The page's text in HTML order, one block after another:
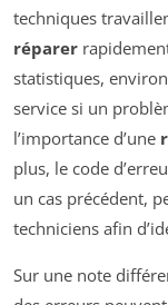
techniques
réparer
statistiques,
service si un
l’importance d’une
plus, le code
un cas précédent,
techniciens afin
Sur une note